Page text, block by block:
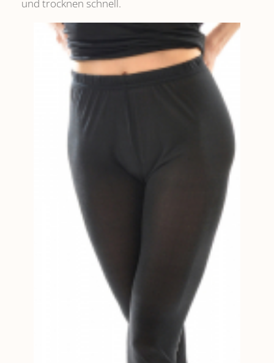
und trocknen schnell.